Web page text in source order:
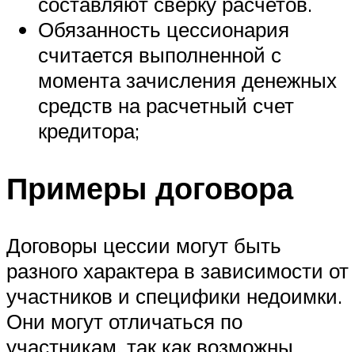
Обязанность цессионария
считается выполненной с
момента зачисления денежных
средств на расчетный счет
кредитора;
Примеры договора
Договоры цессии могут быть
разного характера в зависимости от
участников и специфики недоимки.
Они могут отличаться по
участникам, так как возможны